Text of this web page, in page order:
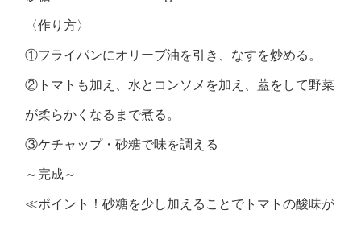
〈作り方〉
①フライパンにオリーブ油を引き、なすを炒める。
②トマトも加え、水とコンソメを加え、蓋をして野菜
が柔らかくなるまで煮る。
③ケチャップ・砂糖で味を調える
～完成～
≪ポイント！砂糖を少し加えることでトマトの酸味が